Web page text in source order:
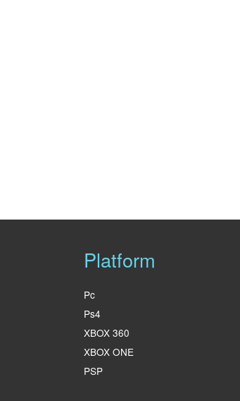
Platform
Pc
Ps4
XBOX 360
XBOX ONE
PSP